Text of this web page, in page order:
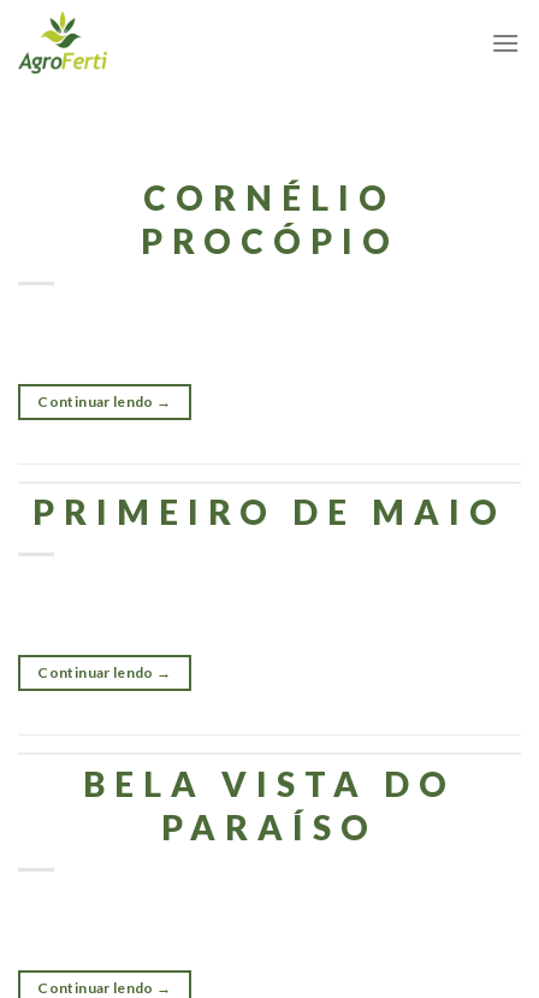
content
CORNÉLIO
PROCÓPIO
Continuar lendo →
PRIMEIRO DE MAIO
Continuar lendo →
BELA VISTA DO
PARAÍSO
Continuar lendo →